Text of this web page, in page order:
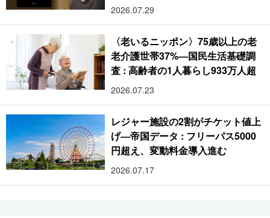
2026.07.29
〈老いるニッポン〉75歳以上の老
老介護世帯37%―国民生活基礎調
査 : 高齢者の1人暮らし933万人超
2026.07.23
レジャー施設の2割がチケット値上
げ―帝国データ : フリーパス5000
円超え、変動料金導入進む
2026.07.17